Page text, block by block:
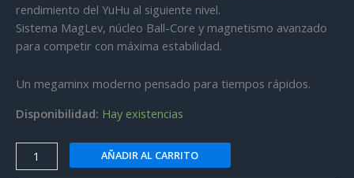
rendimiento del YuHu al siguiente nivel.
Sistema MagLev, núcleo Ball-Core y magnetismo avanzado
para competir con máxima estabilidad.
Un megaminx moderno pensado para tiempos rápidos.
Disponibilidad: Hay existencias
YuHu
AÑADIR AL CARRITO